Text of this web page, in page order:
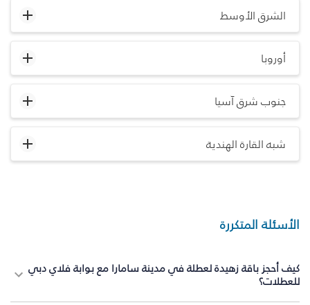
الشرق الأوسط
أوروبا
جنوب شرق آسيا
شبه القارة الهندية
الأسئلة المتكررة
كيف أحجز باقة زهيدة لعطلة في مدينة سامارا مع بوابة فلاي دبي
للعطلات؟